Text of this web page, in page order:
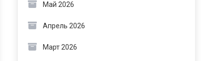
Май 2026
Апрель 2026
Март 2026